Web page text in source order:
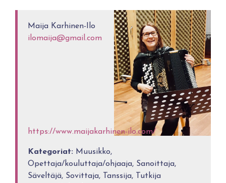
Maija Karhinen-Ilo
ilomaija@gmail.com
https://www.maijakarhinen-ilo.com/
Kategoriat: Muusikko,
Opettaja/kouluttaja/ohjaaja, Sanoittaja,
Säveltäjä, Sovittaja, Tanssija, Tutkija